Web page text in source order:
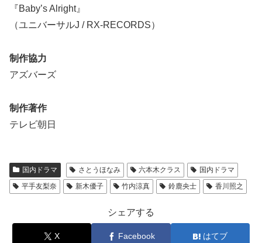
『Baby’s Alright』
（ユニバーサルJ / RX-RECORDS）
制作協力
アズバーズ
制作著作
テレビ朝日
国内ドラマ さとうほなみ 六本木クラス
国内ドラマ
平手友梨奈
新木優子 竹内涼真 鈴鹿央士 香川照之
シェアする
X Facebook はてブ